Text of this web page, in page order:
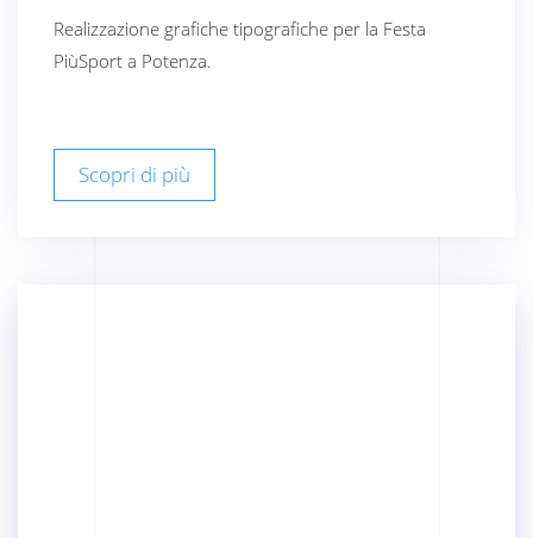
Realizzazione grafiche tipografiche per la Festa
PiùSport a Potenza.
Scopri di più